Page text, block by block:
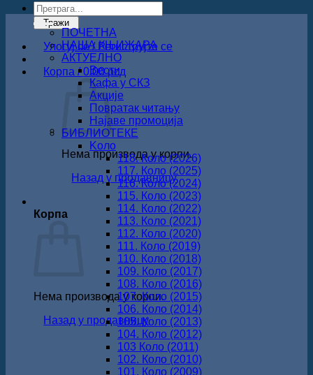
Products
search
Тражи
Улогуј се / Региструјте се
Корпа /0.00рсд
Нема производа у корпи.
Назад у продавницу
Корпа
Нема производа у корпи.
Назад у продавницу
ПОЧЕТНА
НАША КЊИЖАРА
АКТУЕЛНО
Вести
Кафа у СКЗ
Акције
Повратак читању
Најаве промоција
БИБЛИОТЕКЕ
Koло
118. Коло (2026)
117. Коло (2025)
116. Коло (2024)
115. Коло (2023)
114. Коло (2022)
113. Коло (2021)
112. Коло (2020)
111. Коло (2019)
110. Коло (2018)
109. Коло (2017)
108. Коло (2016)
107. Коло (2015)
106. Коло (2014)
105. Коло (2013)
104. Коло (2012)
103 Коло (2011)
102. Коло (2010)
101. Коло (2009)